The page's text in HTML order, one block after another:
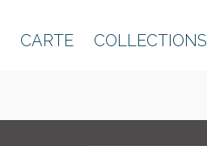
CARTE COLLECTIONS